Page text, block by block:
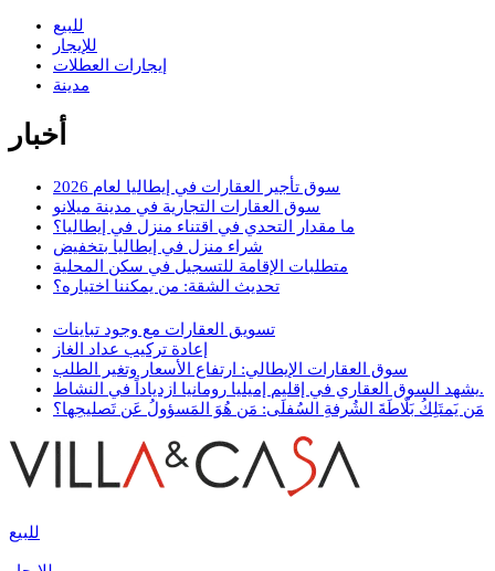
للبيع
للإيجار
إيجارات العطلات
مدينة
أخبار
سوق تأجير العقارات في إيطاليا لعام 2026
سوق العقارات التجارية في مدينة ميلانو
ما مقدار التحدي في اقتناء منزل في إيطاليا؟
شراء منزل في إيطاليا بتخفيض
متطلبات الإقامة للتسجيل في سكن المحلية
تحديث الشقة: من يمكننا اختياره؟
تسويق العقارات مع وجود تباينات
إعادة تركيب عداد الغاز
سوق العقارات الإيطالي: ارتفاع الأسعار وتغير الطلب
يشهد السوق العقاري في إقليم إميليا رومانيا ازدياداً في النشاط.
مَن يَمتَلِكُ بَلّاطَةَ الشُرفةِ السُفلَى: مَن هُوَ المَسؤولُ عَن تَصليحِها؟
للبيع